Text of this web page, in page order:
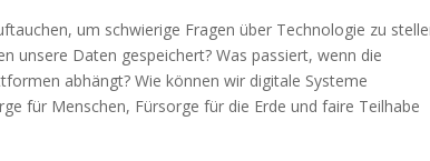
um schwierige Fragen über Technologie zu
unsere Daten gespeichert? Was passiert, wenn die
abhängt? Wie können wir digitale Systeme
für Menschen, Fürsorge für die Erde und faire Teilhabe